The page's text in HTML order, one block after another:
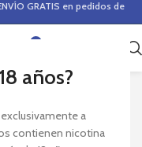
años?
a
contienen nicotina
GRATIS en pedidos de
0